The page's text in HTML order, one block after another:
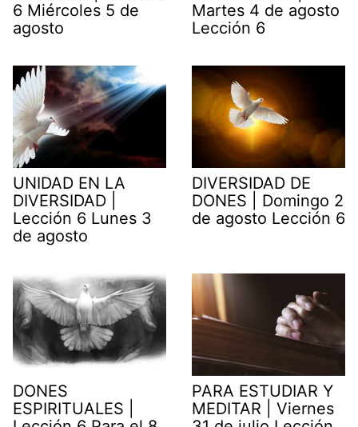
6 Miércoles 5 de
agosto
Martes 4 de agosto
Lección 6
UNIDAD EN LA
DIVERSIDAD |
Lección 6 Lunes 3
de agosto
DIVERSIDAD DE
DONES | Domingo 2
de agosto Lección 6
DONES
ESPIRITUALES |
PARA ESTUDIAR Y
MEDITAR | Viernes